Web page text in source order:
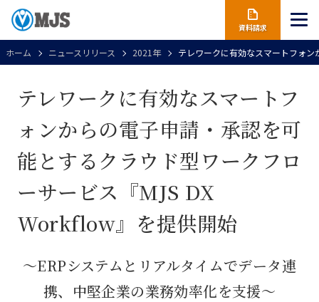
資料請求
ホーム ニュースリリース 2021年 テレワークに有効なスマートフォ
テレワークに有効なスマートフ
ォンからの電子申請・承認を可
能とするクラウド型ワークフロ
ーサービス『MJS DX
Workflow』を提供開始
～ERPシステムとリアルタイムでデータ連
携、中堅企業の業務効率化を支援～